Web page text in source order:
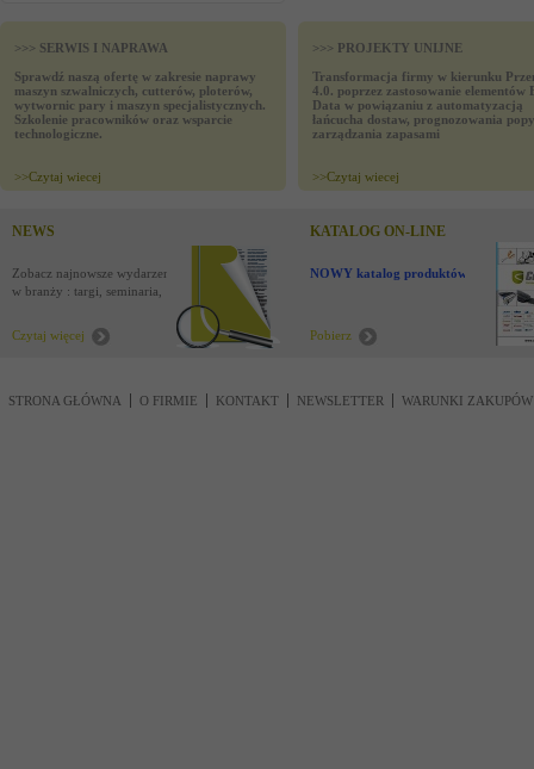
>>> SERWIS I NAPRAWA
Sprawdź naszą ofertę w zakresie naprawy
maszyn szwalniczych, cutterów, ploterów,
wytwornic pary i maszyn specjalistycznych.
Szkolenie pracowników oraz wsparcie
technologiczne.
>>Czytaj wiecej
>>> PROJEKTY UNIJNE
Transformacja firmy w kierunku
4.0. poprzez zastosowanie elementów
Data w powiązaniu z automatyzacją
łańcucha dostaw, prognozowania
zarządzania zapasami
>>Czytaj wiecej
NEWS
Zobacz najnowsze wydarzenia
w branży : targi, seminaria,
Czytaj więcej
KATALOG ON-LINE
NOWY katalog produktów !
Pobierz
STRONA GŁÓWNA O FIRMIE KONTAKT NEWSLETTER WARUNKI ZAKUPÓW